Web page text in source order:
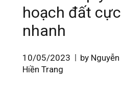
hoạch đất cực
nhanh
10/05/2023
by Nguyễn
Hiền Trang